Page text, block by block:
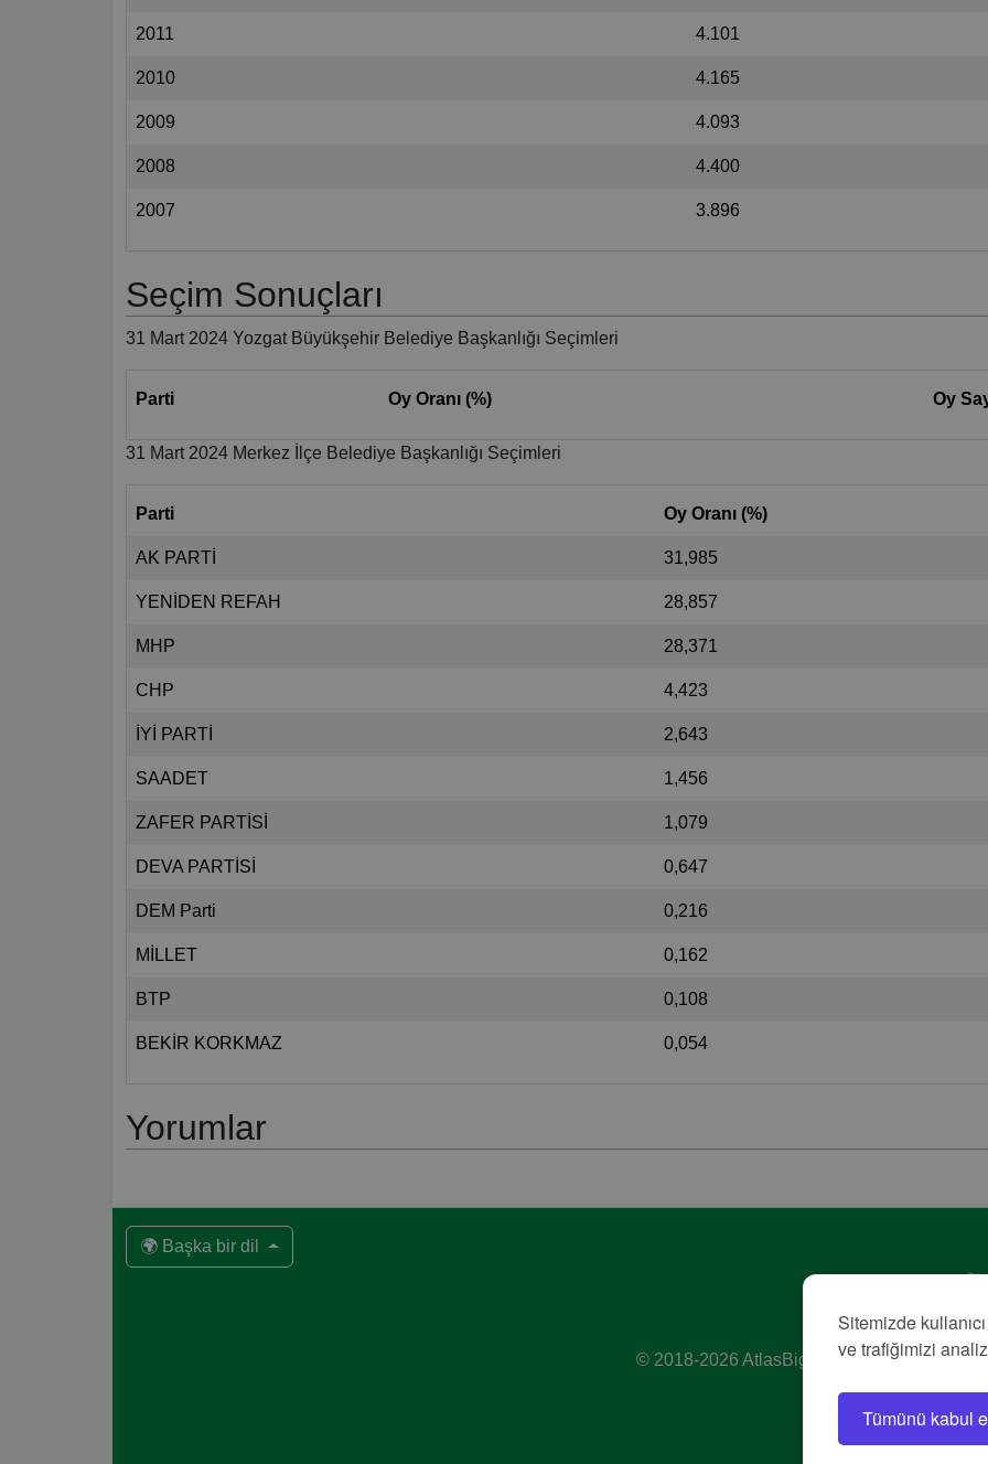
Sitemizde
ve trafiğimizi
Tümünü kabul
2011 4.101
2010 4.165
2009 4.093
2008 4.400
2007 3.896
Seçim Sonuçları
31 Mart 2024 Yozgat Büyükşehir Belediye Başkanlığı Seçimleri
Parti Oy Oranı (%) Oy
31 Mart 2024 Merkez İlçe Belediye Başkanlığı Seçimleri
Parti Oy Oranı (%)
AK PARTİ 31,985
YENİDEN REFAH 28,857
MHP 28,371
CHP 4,423
İYİ PARTİ 2,643
SAADET 1,456
ZAFER PARTİSİ 1,079
DEVA PARTİSİ 0,647
DEM Parti 0,216
MİLLET 0,162
BTP 0,108
BEKİR KORKMAZ 0,054
Yorumlar
🌍 Başka bir dil
© 2018-2026 AtlasBig.com